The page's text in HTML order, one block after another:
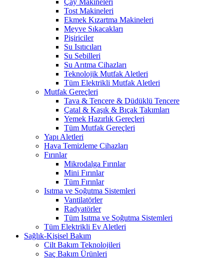
Çay Makineleri
Tost Makineleri
Ekmek Kızartma Makineleri
Meyve Sıkacakları
Pişiriciler
Su Isıtıcıları
Su Sebilleri
Su Arıtma Cihazları
Teknolojik Mutfak Aletleri
Tüm Elektrikli Mutfak Aletleri
Mutfak Gereçleri
Tava & Tencere & Düdüklü Tencere
Çatal & Kaşık & Bıçak Takımları
Yemek Hazırlık Gereçleri
Tüm Mutfak Gereçleri
Yapı Aletleri
Hava Temizleme Cihazları
Fırınlar
Mikrodalga Fırınlar
Mini Fırınlar
Tüm Fırınlar
Isıtma ve Soğutma Sistemleri
Vantilatörler
Radyatörler
Tüm Isıtma ve Soğutma Sistemleri
Tüm Elektrikli Ev Aletleri
Sağlık-Kişisel Bakım
Cilt Bakım Teknolojileri
Saç Bakım Ürünleri